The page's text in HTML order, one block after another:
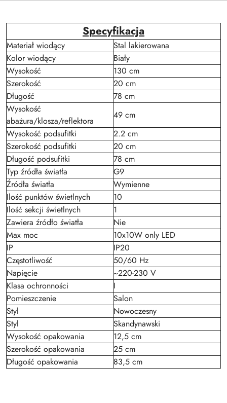
Specyfikacja
Materiał wiodący
Stal lakierowana
Kolor wiodący
Biały
Wysokość
130 cm
Szerokość
20 cm
Długość
78 cm
Wysokość
abażura/klosza/reflektora
49 cm
Wysokość podsufitki
2.2 cm
Szerokość podsufitki
20 cm
Długość podsufitki
78 cm
Typ źródła światła
G9
Źródła światła
Wymienne
Ilość punktów świetlnych
10
Ilość sekcji świetlnych
1
Zawiera źródło światła
Nie
Max moc
10x10W only LED
IP
IP20
Częstotliwość
50/60 Hz
Napięcie
~220-230 V
Klasa ochronności
I
Pomieszczenie
Salon
Styl
Nowoczesny
Styl
Skandynawski
Wysokość opakowania
12,5 cm
Szerokość opakowania
25 cm
Długość opakowania
83,5 cm